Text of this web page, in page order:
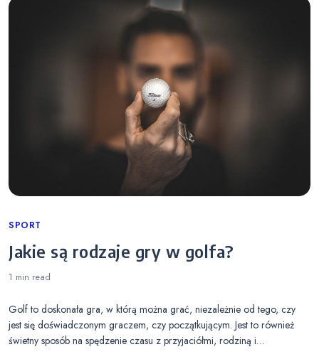
Categories
SPORT
Jakie są rodzaje gry w golfa?
1 min read
Golf to doskonała gra, w którą można grać, niezależnie od tego, czy
jest się doświadczonym graczem, czy początkującym. Jest to również
świetny sposób na spędzenie czasu z przyjaciółmi, rodziną i…